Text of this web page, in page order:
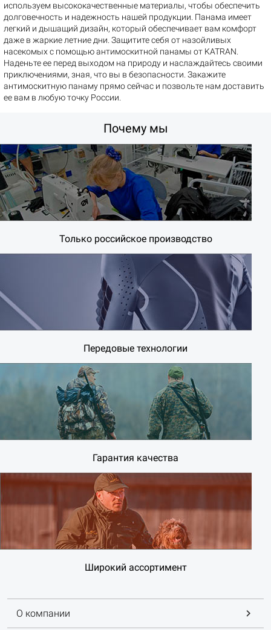
используем высококачественные материалы, чтобы обеспечить
долговечность и надежность нашей продукции. Панама имеет
легкий и дышащий дизайн, который обеспечивает вам комфорт
даже в жаркие летние дни. Защитите себя от назойливых
насекомых с помощью антимоскитной панамы от KATRAN.
Наденьте ее перед выходом на природу и наслаждайтесь своими
приключениями, зная, что вы в безопасности. Закажите
антимоскитную панаму прямо сейчас и позвольте нам доставить
ее вам в любую точку России.
Почему мы
Только российское производство
Передовые технологии
Гарантия качества
Широкий ассортимент
О компании